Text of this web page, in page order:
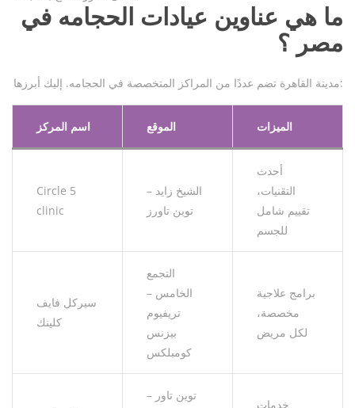
ما هي عناوين عيادات الحجامه في
مصر ؟
مدينة القاهرة تضم عددًا من المراكز المتخصصة في الحجامه. إليك أبرزها:
اسم المركز الموقع الميزات
Circle 5
clinic
الشيخ زايد –
توين تاورز
أحدث
التقنيات،
تقييم شامل
للجسم
سيركل فايف
كلينك
التجمع
الخامس –
تريفيوم
بيزنس
كومبلكس
برامج علاجية
مخصصة،
لكل مريض
توين تاور –
خدمات